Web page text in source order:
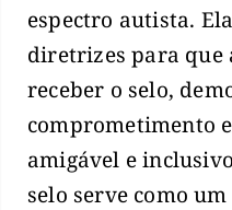
espectro autista.
diretrizes para que
receber o selo,
comprometimento
amigável e
selo serve como